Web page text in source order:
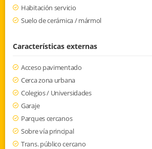
Habitación servicio
Suelo de cerámica / mármol
Características externas
Acceso pavimentado
Cerca zona urbana
Colegios / Universidades
Garaje
Parques cercanos
Sobre vía principal
Trans. público cercano